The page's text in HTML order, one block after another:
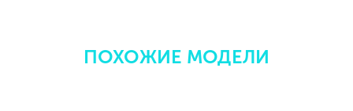
ПОХОЖИЕ МОДЕЛИ